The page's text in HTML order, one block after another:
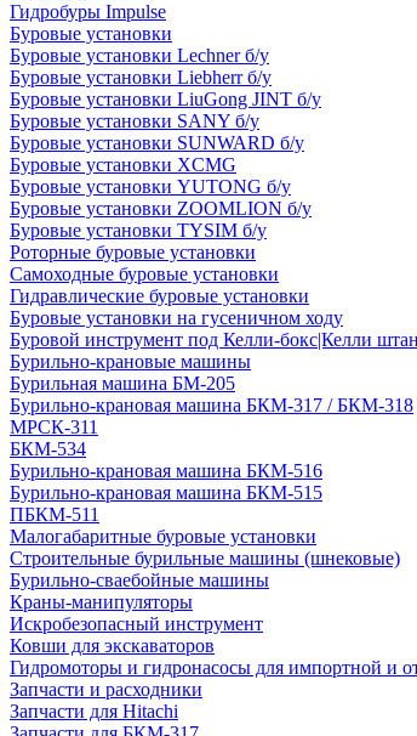
Гидробуры Impulse
Буровые установки
Буровые установки Lechner б/у
Буровые установки Liebherr б/у
Буровые установки LiuGong JINT б/у
Буровые установки SANY б/у
Буровые установки SUNWARD б/у
Буровые установки XCMG
Буровые установки YUTONG б/у
Буровые установки ZOOMLION б/у
Буровые установки TYSIM б/у
Роторные буровые установки
Самоходные буровые установки
Гидравлические буровые установки
Буровые установки на гусеничном ходу
Буровой инструмент под Келли-бокс|Келли
Бурильно-крановые машины
Бурильная машина БМ-205
Бурильно-крановая машина БКМ-317 / БКМ-318
МРСК-311
БКМ-534
Бурильно-крановая машина БКМ-516
Бурильно-крановая машина БКМ-515
ПБКМ-511
Малогабаритные буровые установки
Строительные бурильные машины (шнековые)
Бурильно-сваебойные машины
Краны-манипуляторы
Искробезопасный инструмент
Ковши для экскаваторов
Гидромоторы и гидронасосы для импортной и
Запчасти и расходники
Запчасти для Hitachi